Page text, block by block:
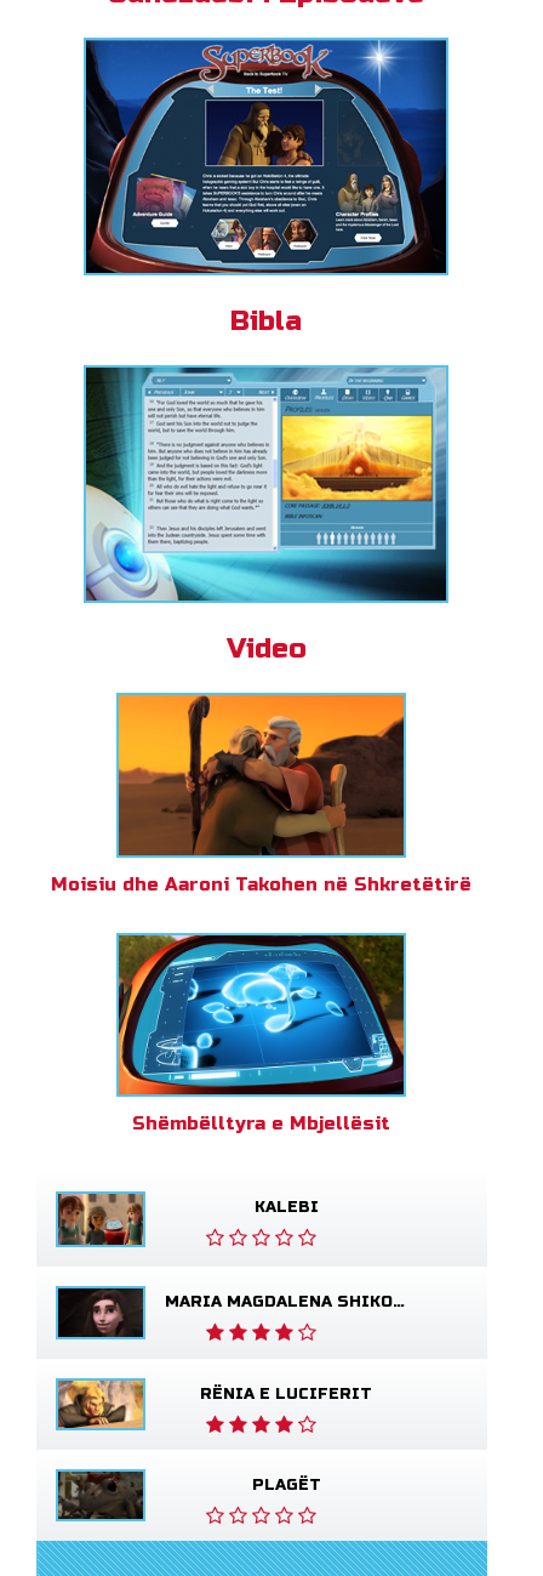
Bibla
Video
Moisiu dhe Aaroni Takohen në Shkretëtirë
Shëmbëlltyra e Mbjellësit
KALEBI
MARIA MAGDALENA SHIKON JEZUSIN TË GJALLË
RËNIA E LUCIFERIT
PLAGËT